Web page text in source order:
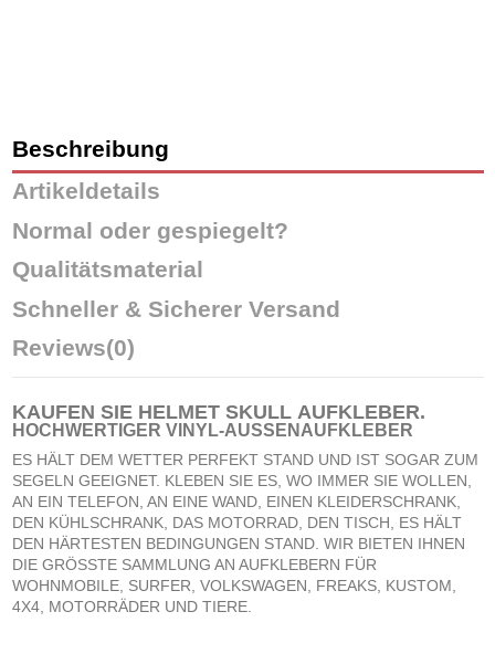
Beschreibung
Artikeldetails
Normal oder gespiegelt?
Qualitätsmaterial
Schneller & Sicherer Versand
Reviews(0)
KAUFEN SIE HELMET SKULLAUFKLEBER.
HOCHWERTIGER VINYL-AUSSENAUFKLEBER
ES HÄLT DEM WETTER PERFEKT STAND UND IST SOGAR ZUM
SEGELN GEEIGNET. KLEBEN SIE ES, WO IMMER SIE WOLLEN,
AN EIN TELEFON, AN EINE WAND, EINEN KLEIDERSCHRANK,
DEN KÜHLSCHRANK, DAS MOTORRAD, DEN TISCH, ES HÄLT
DEN HÄRTESTEN BEDINGUNGEN STAND. WIR BIETEN IHNEN
DIE GRÖSSTE SAMMLUNG AN AUFKLEBERN FÜR
WOHNMOBILE, SURFER, VOLKSWAGEN, FREAKS, KUSTOM,
4X4, MOTORRÄDER UND TIERE.